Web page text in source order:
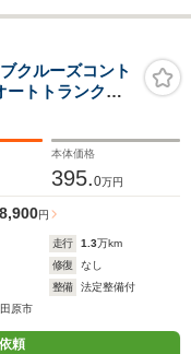
クルーズコント
ートトランク
コンフォート
パーキングア
本体価格
395.0万円
円
走行 1.3万km
修復
なし
整備
法定整備付
原市
頼